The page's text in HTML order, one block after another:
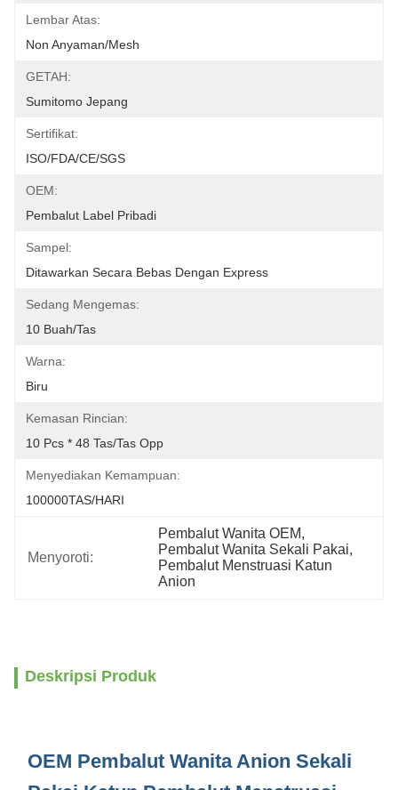
Lembar Atas:
Non Anyaman/Mesh
GETAH:
Sumitomo Jepang
Sertifikat:
ISO/FDA/CE/SGS
OEM:
Pembalut Label Pribadi
Sampel:
Ditawarkan Secara Bebas Dengan Express
Sedang Mengemas:
10 Buah/tas
Warna:
Biru
Kemasan Rincian:
10 Pcs * 48 Tas/tas Opp
Menyediakan Kemampuan:
100000TAS/HARI
Menyoroti:
Pembalut Wanita OEM,
Pembalut Wanita Sekali Pakai,
Pembalut Menstruasi Katun
Anion
Deskripsi Produk
OEM Pembalut Wanita Anion Sekali